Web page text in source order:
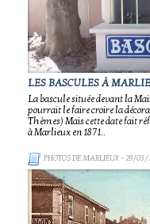
LES BASCULES À
La bascule située devant la
pourrait le faire croire la
Thèmes) Mais cette date fait
à Marlieux en 1871..
PHOTOS DE MARLIEUX- 29/03/